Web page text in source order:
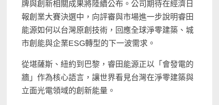
牌與創新相關成果將陸續公布。公司期待在經濟日
報創業大賽決選中，向評審與市場進一步說明睿田
能源如何以台灣原創技術，回應全球淨零建築、城
市創能與企業ESG轉型的下一波需求。
從堪薩斯、紐約到巴黎，睿田能源正以「會發電的
牆」作為核心語言，讓世界看見台灣在淨零建築與
立面光電領域的創新能量。